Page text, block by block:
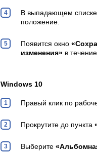
В выпадающем
положение.
Появится окно
изменения» в
Windows 10
Правый клик по
Прокрутите до пункта
Выберите